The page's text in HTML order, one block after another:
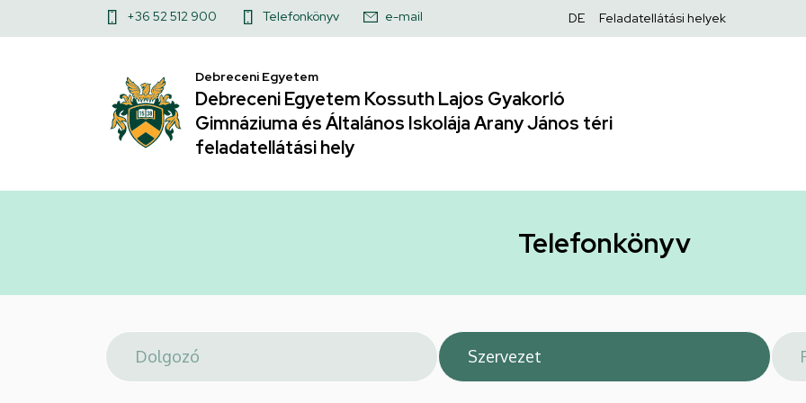
Telefonkönyv
Debreceni
Egyetem
Kossuth
Gimnáziuma
Általános
a
Felső
menü
+36 52 512 900 Telefonkönyv e-mail
Felső
DE Feladatellátási helyek
Debreceni Egyetem
Debreceni Egyetem Kossuth Lajos Gyakorló
Gimnáziuma és Általános Iskolája Arany János téri
feladatellátási hely
Telefonkönyv